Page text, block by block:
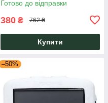
Готово до відправки
380 ₴ 762 ₴
Купити
–50%